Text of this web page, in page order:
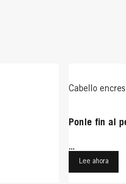
Cabello
Ponle fin al
...
Lee ahora